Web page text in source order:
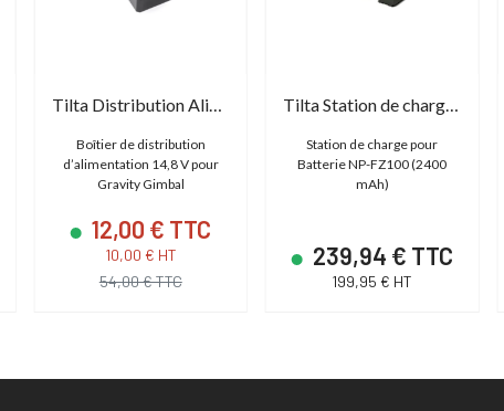
Tilta Distribution Alimentation CC vers D-Tap
Boîtier de distribution
d’alimentation 14,8 V pour
Gravity Gimbal
12,00 € TTC
10,00 € HT
54,00 € TTC
Tilta Station de charge portable avec 4 batteries
Station de charge pour
Batterie NP-FZ100 (2400
mAh)
239,94 € TTC
199,95 € HT